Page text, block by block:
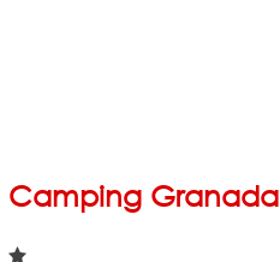
Camping Granada